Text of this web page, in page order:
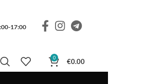
17:00
0 €0.00